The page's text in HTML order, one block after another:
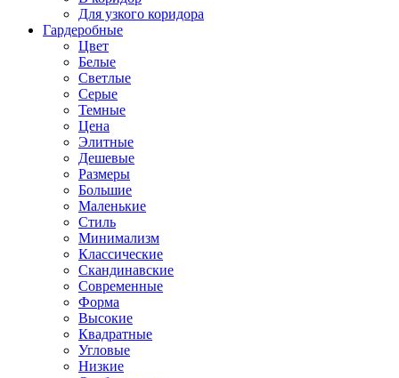
Для узкого коридора
Гардеробные
Цвет
Белые
Светлые
Серые
Темные
Цена
Элитные
Дешевые
Размеры
Большие
Маленькие
Стиль
Минимализм
Классические
Скандинавские
Современные
Форма
Высокие
Квадратные
Угловые
Низкие